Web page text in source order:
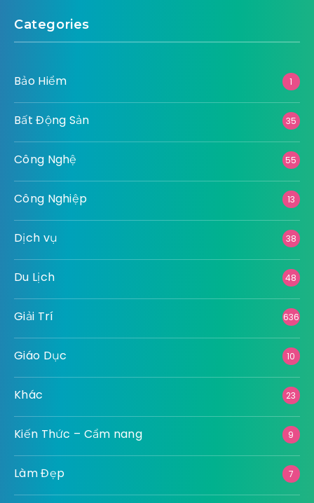
Categories
Bảo Hiểm 1
Bất Động Sản 35
Công Nghệ 55
Công Nghiệp 13
Dịch vụ 38
Du Lịch 48
Giải Trí 636
Giáo Dục 10
Khác 23
Kiến Thức – Cẩm nang 9
Làm Đẹp 7